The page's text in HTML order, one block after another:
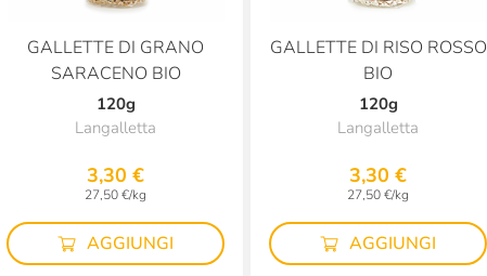
GALLETTE DI GRANO
SARACENO BIO
120g
Langalletta
3,30 €
27,50 €/kg
AGGIUNGI
GALLETTE DI RISO ROSSO
BIO
120g
Langalletta
3,30 €
27,50 €/kg
AGGIUNGI